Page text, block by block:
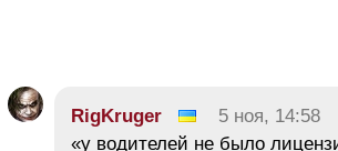
RigKruger 5 ноя, 14:58
«у водителей не было